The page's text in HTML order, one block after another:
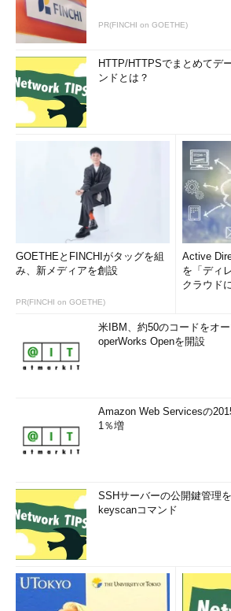
PR(FINCHI on GOETHE)
HTTP/HTTPSでまとめてデ
ンドとは？
GOETHEとFINCHIがタッグを組
み、新メディアを創設
PR(FINCHI on GOETHE)
Active
を「ディ
クラウド
米IBM、約50のコードをオ
operWorks Openを開設
Amazon Web Servicesの
1％増
SSHサーバーの公開鍵管理
keyscanコマンド